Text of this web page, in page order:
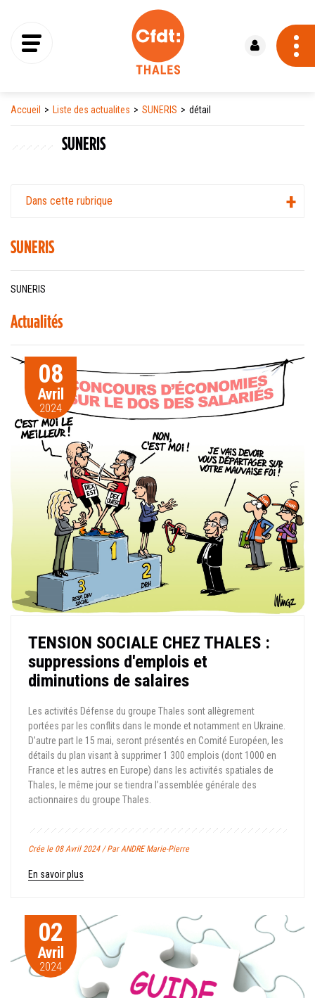
Accueil Liste des actualites SUNERIS détail
SUNERIS
Dans cette rubrique
SUNERIS
SUNERIS
Actualités
08
Avril
2024
TENSION SOCIALE CHEZ THALES :
suppressions d'emplois et
diminutions de salaires
Les activités Défense du groupe Thales sont allègrement
portées par les conflits dans le monde et notamment en Ukraine.
D’autre part le 15 mai, seront présentés en Comité Européen, les
détails du plan visant à supprimer 1 300 emplois (dont 1000 en
France et les autres en Europe) dans les activités spatiales de
Thales, le même jour se tiendra l’assemblée générale des
actionnaires du groupe Thales.
Crée le 08 Avril 2024 / Par ANDRE Marie-Pierre
En savoir plus
02
Avril
2024